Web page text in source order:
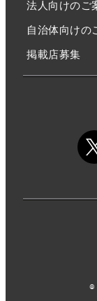
法人向けのご
自治体向けの
掲載店募集
©︎